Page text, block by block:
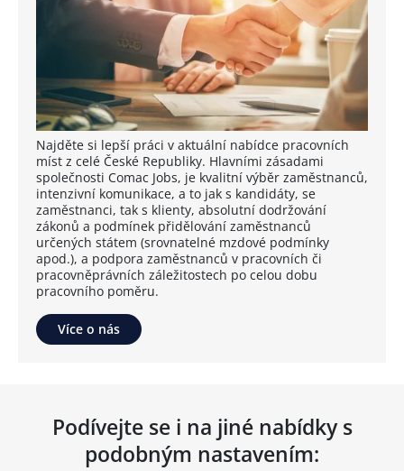
Najděte si lepší práci v aktuální nabídce pracovních
míst z celé České Republiky. Hlavními zásadami
společnosti Comac Jobs, je kvalitní výběr zaměstnanců,
intenzivní komunikace, a to jak s kandidáty, se
zaměstnanci, tak s klienty, absolutní dodržování
zákonů a podmínek přidělování zaměstnanců
určených státem (srovnatelné mzdové podmínky
apod.), a podpora zaměstnanců v pracovních či
pracovněprávních záležitostech po celou dobu
pracovního poměru.
Více o nás
Podívejte se i na jiné nabídky s
podobným nastavením: